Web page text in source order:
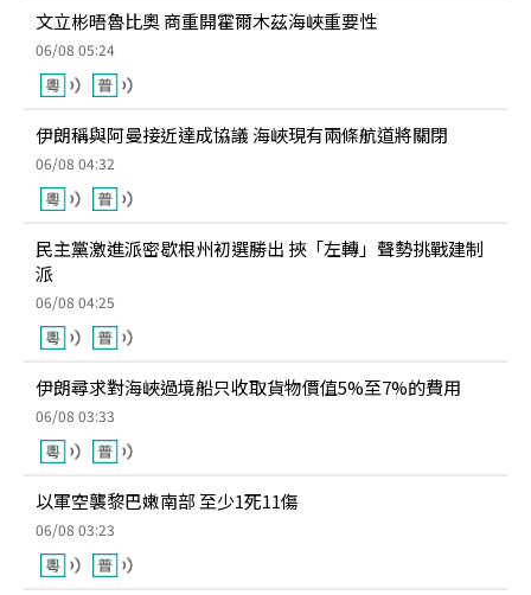
文立彬晤魯比奧 商重開霍爾木茲海峽重要性
06/08 05:24
伊朗稱與阿曼接近達成協議 海峽現有兩條航道將關閉
06/08 04:32
民主黨激進派密歇根州初選勝出 挾「左轉」聲勢挑戰建制
派
06/08 04:25
伊朗尋求對海峽過境船只收取貨物價值5%至7%的費用
06/08 03:33
以軍空襲黎巴嫩南部 至少1死11傷
06/08 03:23